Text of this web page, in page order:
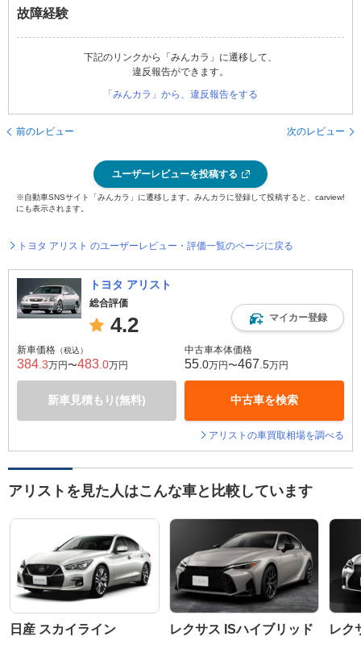
故障経験
下記のリンクから「みんカラ」に遷移して、
違反報告ができます。
「みんカラ」から、違反報告をする
前のレビュー 次のレビュー
ユーザーレビューを投稿する
※自動車SNSサイト「みんカラ」に遷移します。みんカラに登録して投稿すると、carview!
にも表示されます。
トヨタ アリスト のユーザーレビュー・評価一覧のページに戻る
トヨタ アリスト
総合評価
4.2 マイカー登録
新車価格 （税込）
384 .3万円〜483 .0万円
新車見積もり(無料)
中古車本体価格
55 .0万円〜467 .5万円
中古車を検索
アリストの車買取相場を調べる
アリストを見た人はこんな車と比較しています
日産 スカイライン レクサス ISハイブリッド レク